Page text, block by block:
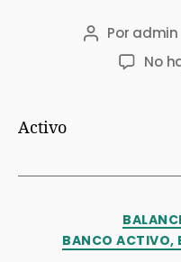
Por admin
No
Activo
BANCO ACTIVO,